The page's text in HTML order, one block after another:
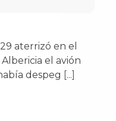
aterrizó en el
el avión
despeg [...]